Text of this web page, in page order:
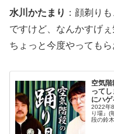
水川かたまり ：顔剃り
ですけど、なんかすげ
ちょっと今度やってもら
空気
って
にハゲ
2022年
り場』(
段の鈴